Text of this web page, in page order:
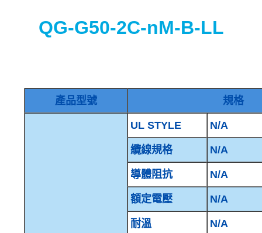
QG-G50-2C-nM-B-LL
產品型號 規格
UL STYLE N/A
纜線規格 N/A
導體阻抗 N/A
額定電壓 N/A
耐溫 N/A